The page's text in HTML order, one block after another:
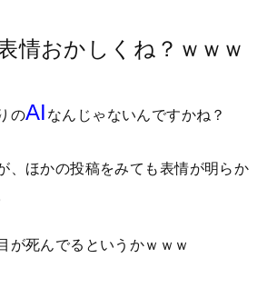
情おかしくね？ｗｗｗ
のAI なんじゃないんですかね？
、ほかの投稿をみても表情が明らか
が死んでるというかｗｗｗ